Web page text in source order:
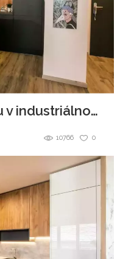
Kuchyňa s obývačkou v industriálnom štýle
0
10766